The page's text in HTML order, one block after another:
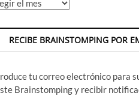
RECIBE BRAINSTOMPING POR
tu correo electrónico para
Brainstomping y recibir